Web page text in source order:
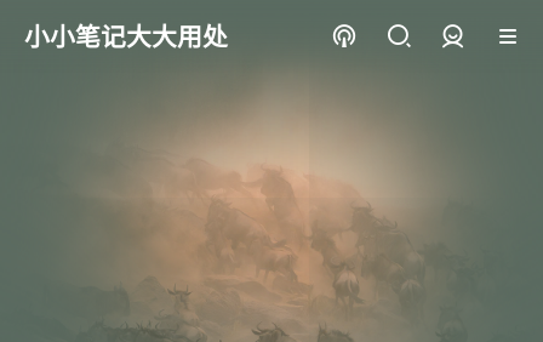
小小笔记大大用处